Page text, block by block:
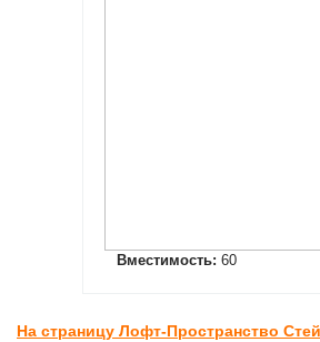
Вместимость: 60
На страницу Лофт-Пространство